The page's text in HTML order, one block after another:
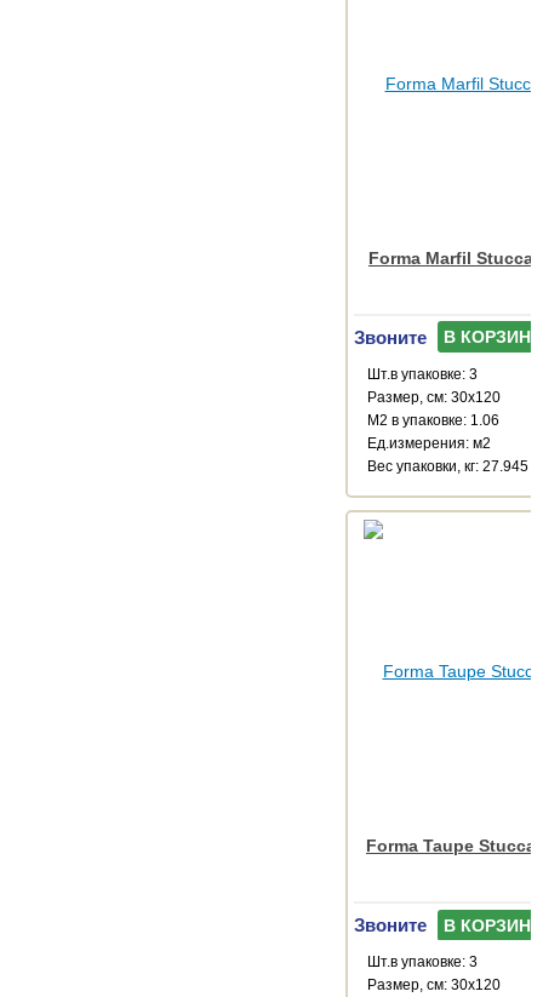
Forma Marfil
Звоните В КОРЗИНУ
Шт.в упаковке: 3
Размер, см: 30x120
М2 в упаковке: 1.06
Ед.измерения: м2
Веc упаковки, кг: 27.945
Forma Taupe
Звоните В КОРЗИНУ
Шт.в упаковке: 3
Размер, см: 30x120